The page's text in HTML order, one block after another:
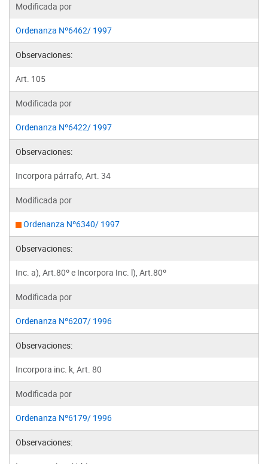
Modificada por
Ordenanza Nº6462/ 1997
Observaciones:
Art. 105
Modificada por
Ordenanza Nº6422/ 1997
Observaciones:
Incorpora párrafo, Art. 34
Modificada por
Ordenanza Nº6340/ 1997
Observaciones:
Inc. a), Art.80º e Incorpora Inc. l), Art.80º
Modificada por
Ordenanza Nº6207/ 1996
Observaciones:
Incorpora inc. k, Art. 80
Modificada por
Ordenanza Nº6179/ 1996
Observaciones: